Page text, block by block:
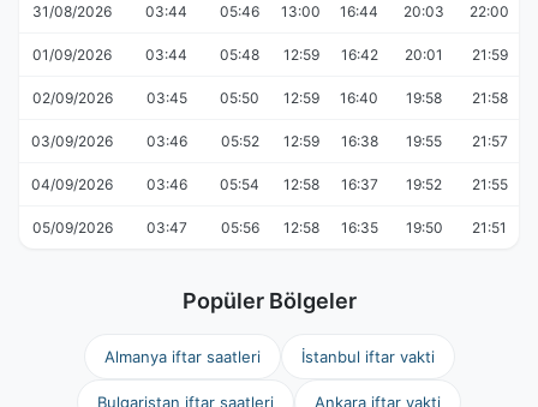
31/08/2026 03:44 05:46 13:00 16:44 20:03 22:00
01/09/2026 03:44 05:48 12:59 16:42 20:01 21:59
02/09/2026 03:45 05:50 12:59 16:40 19:58 21:58
03/09/2026 03:46 05:52 12:59 16:38 19:55 21:57
04/09/2026 03:46 05:54 12:58 16:37 19:52 21:55
05/09/2026 03:47 05:56 12:58 16:35 19:50 21:51
Popüler Bölgeler
Almanya iftar saatleri İstanbul iftar vakti
Bulgaristan iftar saatleri Ankara iftar vakti